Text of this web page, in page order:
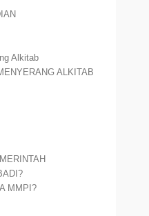
Alkitab
ALKITAB
MMPI?